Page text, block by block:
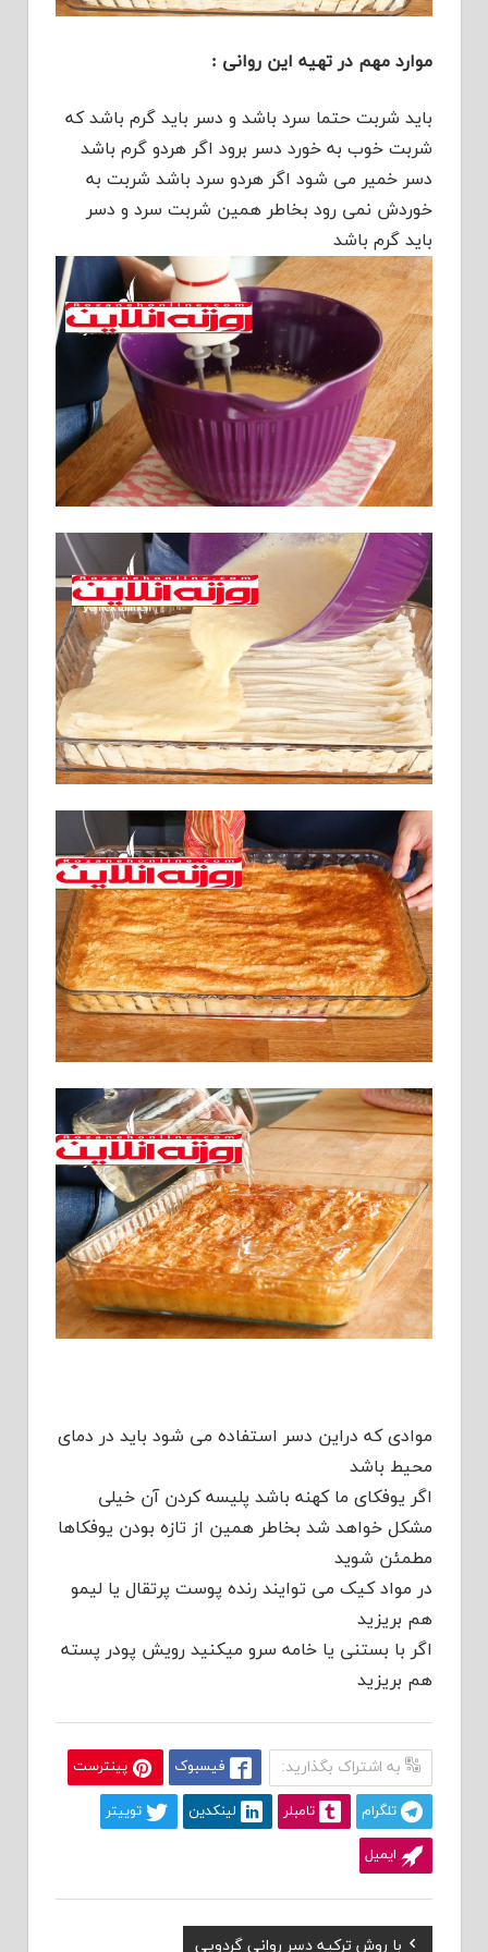
موارد مهم در تهیه این روانی :
باید شربت حتما سرد باشد و دسر باید گرم باشد که
شربت خوب به خورد دسر برود اگر هردو گرم باشد
دسر خمیر می شود اگر هردو سرد باشد شربت به
خوردش نمی رود بخاطر همین شربت سرد و دسر
باید گرم باشد
موادی که دراین دسر استفاده می شود باید در دمای
محیط باشد
اگر یوفکای ما کهنه باشد پلیسه کردن آن خیلی
مشکل خواهد شد بخاطر همین از تازه بودن یوفکاها
مطمئن شوید
در مواد کیک می توایند رنده پوست پرتقال یا لیمو
هم بریزید
اگر با بستنی یا خامه سرو میکنید رویش پودر پسته
هم بریزید
به اشتراک بگذارید: فیسبوک پینترست
تلگرام تامبلر لینکدین توییتر
ایمیل
Previous
با روش ترکیه دسر روانی گردویی